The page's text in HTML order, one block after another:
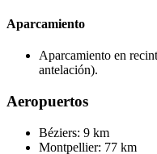
Aparcamiento
Aparcamiento en
antelación).
Aeropuertos
Béziers: 9 km
Montpellier: 77 km